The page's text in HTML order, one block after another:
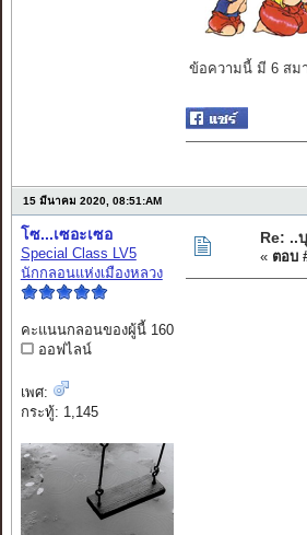
ข้อความนี้ มี 6 สม
15 มีนาคม 2020, 08:51:AM
โซ...เซอะเซอ
Special Class LV5
นักกลอนแห่งเมืองหลวง
คะแนนกลอนของผู้นี้ 160
ออฟไลน์
เพศ:
กระทู้: 1,145
Re: ..
« ตอบ